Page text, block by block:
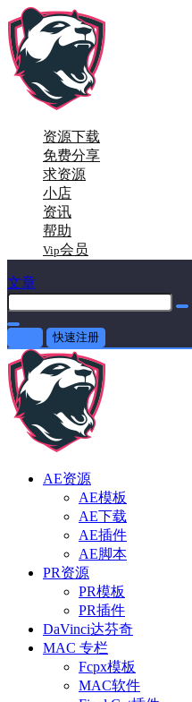
资源下载
免费分享
求资源
小店
资讯
帮助
Vip会员
文章
快速注册
AE资源
AE模板
AE下载
AE插件
AE脚本
PR资源
PR模板
PR插件
DaVinci达芬奇
MAC 专栏
Fcpx模板
MAC软件